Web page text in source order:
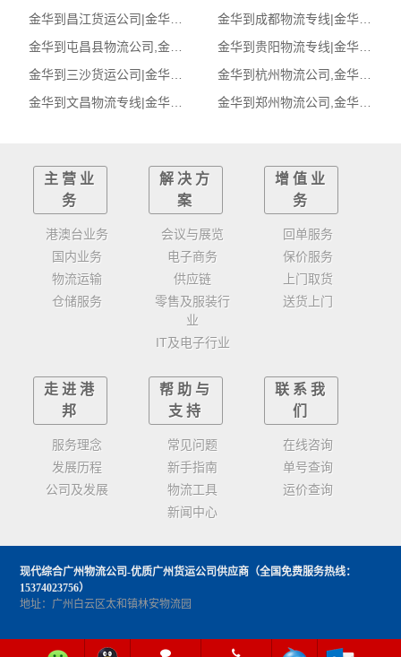
金华到昌江货运公司|金华到昌江货运专线
金华到屯昌县物流公司,金华物流到屯昌县,金华至屯昌县物流专线
金华到三沙货运公司|金华到三沙货运专线
金华到文昌物流专线|金华至文昌货运公司
金华到成都物流专线|金华至成都货运公司
金华到贵阳物流专线|金华至贵阳货运公司
金华到杭州物流公司,金华物流到杭州,金华至杭州物流专线
金华到郑州物流公司,金华物流到郑州,金华至郑州物流专线
主营业
务
港澳台业务
国内业务
物流运输
仓储服务
解决方
案
会议与展览
电子商务
供应链
零售及服装行
业
IT及电子行业
增值业
务
回单服务
保价服务
上门取货
送货上门
走进港
邦
服务理念
发展历程
公司及发展
帮助与
支持
常见问题
新手指南
物流工具
新闻中心
联系我
们
在线咨询
单号查询
运价查询
现代综合广州物流公司-优质广州货运公司供应商 （全国免费服务热线：
15374023756）
地址：广州白云区太和镇林安物流园